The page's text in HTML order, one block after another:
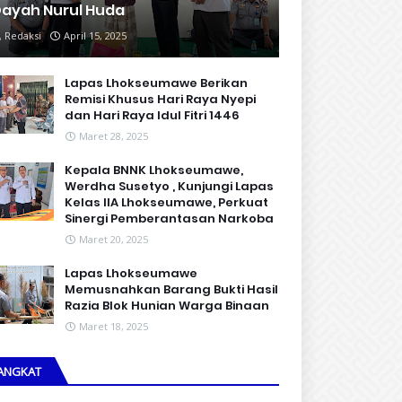
Nurul Huda
Redaksi April 15, 2025
Lapas Lhokseumawe Berikan
Remisi Khusus Hari Raya Nyepi
dan Hari Raya Idul Fitri 1446
Maret 28, 2025
Kepala BNNK Lhokseumawe,
Werdha Susetyo , Kunjungi Lapas
Kelas IIA Lhokseumawe, Perkuat
Sinergi Pemberantasan Narkoba
Maret 20, 2025
Lapas Lhokseumawe
Memusnahkan Barang Bukti Hasil
Razia Blok Hunian Warga Binaan
Maret 18, 2025